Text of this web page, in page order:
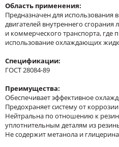
Область применения:
Предназначен для использования
двигателей внутреннего
и коммерческого транспорта, где
использование охлаждающих
Спецификации:
ГОСТ 28084-89
Преимущества:
Обеспечивает эффективное
Предохраняет систему от
Нейтральна по отношению к
уплотнительным деталям из
Не содержит метанола и